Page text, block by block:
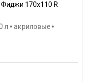
170х110 R
л • акриловые •